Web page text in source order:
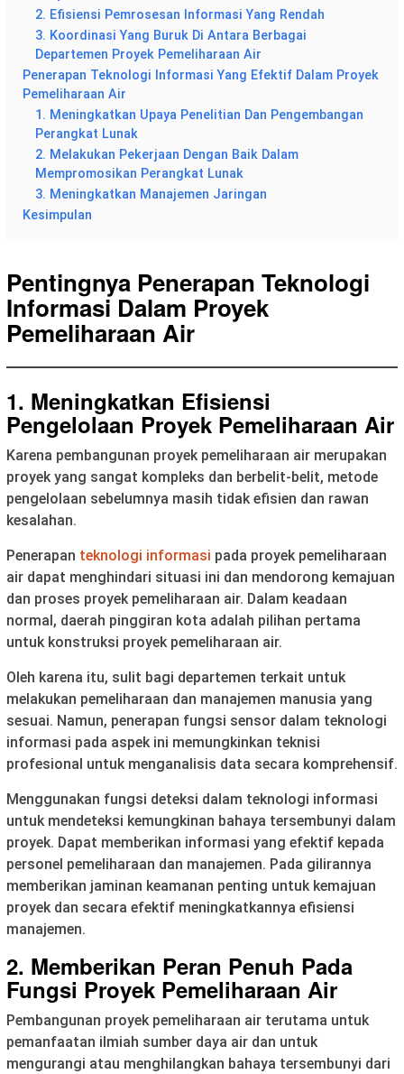
2. Efisiensi Pemrosesan Informasi Yang Rendah
3. Koordinasi Yang Buruk Di Antara Berbagai
Departemen Proyek Pemeliharaan Air
Penerapan Teknologi Informasi Yang Efektif Dalam Proyek
Pemeliharaan Air
1. Meningkatkan Upaya Penelitian Dan Pengembangan
Perangkat Lunak
2. Melakukan Pekerjaan Dengan Baik Dalam
Mempromosikan Perangkat Lunak
3. Meningkatkan Manajemen Jaringan
Kesimpulan
Pentingnya Penerapan Teknologi
Informasi Dalam Proyek
Pemeliharaan Air
1. Meningkatkan Efisiensi
Pengelolaan Proyek Pemeliharaan Air
Karena pembangunan proyek pemeliharaan air merupakan
proyek yang sangat kompleks dan berbelit-belit, metode
pengelolaan sebelumnya masih tidak efisien dan rawan
kesalahan.
Penerapan teknologi informasi pada proyek pemeliharaan
air dapat menghindari situasi ini dan mendorong kemajuan
dan proses proyek pemeliharaan air. Dalam keadaan
normal, daerah pinggiran kota adalah pilihan pertama
untuk konstruksi proyek pemeliharaan air.
Oleh karena itu, sulit bagi departemen terkait untuk
melakukan pemeliharaan dan manajemen manusia yang
sesuai. Namun, penerapan fungsi sensor dalam teknologi
informasi pada aspek ini memungkinkan teknisi
profesional untuk menganalisis data secara komprehensif.
Menggunakan fungsi deteksi dalam teknologi informasi
untuk mendeteksi kemungkinan bahaya tersembunyi dalam
proyek. Dapat memberikan informasi yang efektif kepada
personel pemeliharaan dan manajemen. Pada gilirannya
memberikan jaminan keamanan penting untuk kemajuan
proyek dan secara efektif meningkatkannya efisiensi
manajemen.
2. Memberikan Peran Penuh Pada
Fungsi Proyek Pemeliharaan Air
Pembangunan proyek pemeliharaan air terutama untuk
pemanfaatan ilmiah sumber daya air dan untuk
mengurangi atau menghilangkan bahaya tersembunyi dari